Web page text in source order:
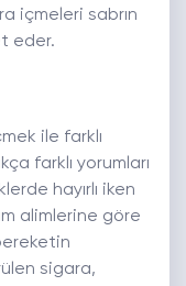
içmeleri sabrın
eder.
ile farklı
farklı yorumları
hayırlı iken
alimlerine göre
sigara,